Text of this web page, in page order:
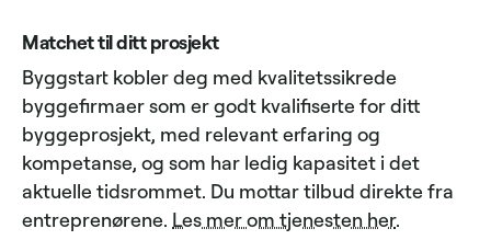
Matchet til ditt prosjekt
Byggstart kobler deg med kvalitetssikrede
byggefirmaer som er godt kvalifiserte for ditt
byggeprosjekt, med relevant erfaring og
kompetanse, og som har ledig kapasitet i det
aktuelle tidsrommet. Du mottar tilbud direkte fra
entreprenørene. Les mer om tjenesten her.